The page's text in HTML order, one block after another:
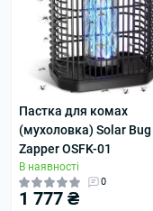
Пастка для комах
(мухоловка) Solar Bug
Zapper OSFK-01
В наявності
0
1 777 ₴